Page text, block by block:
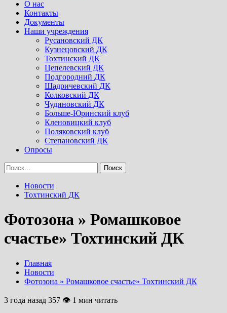
Menu
О нас
Контакты
Документы
Наши учреждения
Русановский ДК
Кузнецовский ДК
Тохтинский ДК
Цепелевский ДК
Подгородний ДК
Шадричевский ДК
Колковский ДК
Чудиновский ДК
Больше-Юринский клуб
Кленовицкий клуб
Поляковский клуб
Степановский ДК
Опросы
Найти:
Новости
Тохтинский ДК
Фотозона » Ромашковое
счастье» Тохтинский ДК
Главная
Новости
Фотозона » Ромашковое счастье» Тохтинский ДК
3 года назад 357 👁 1 мин читать